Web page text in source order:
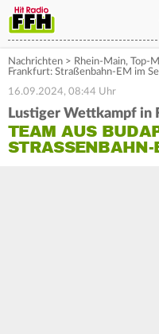
Nachrichten > Rhein-Main, Top-
Frankfurt: Straßenbahn-EM im
16.09.2024, 08:44 Uhr
Lustiger Wettkampf in
TEAM AUS
STRASSENBAHN-